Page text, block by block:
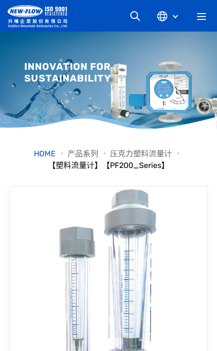
最新消息
知识文章
联络我们
INNOVATION FOR
SUSTAINABILITY
HOME 产品系列
压克力塑料流量计
【塑料流量计】【PF200_Series】